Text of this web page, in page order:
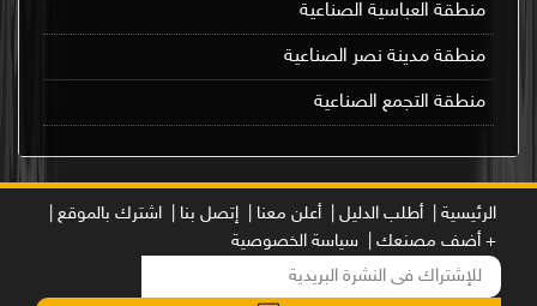
منطقة العباسية الصناعية
منطقة مدينة نصر الصناعية
منطقة التجمع الصناعية
الرئيسية | أطلب الدليل | أعلن معنا | إتصل بنا |
اشترك بالموقع |
+ أضف مصنعك |
سياسة الخصوصية